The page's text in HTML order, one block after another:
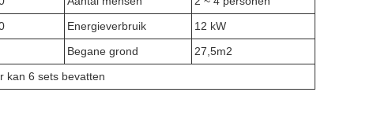
Energieverbruik
12 kW
Begane grond
27,5m2
kan 6 sets bevatten